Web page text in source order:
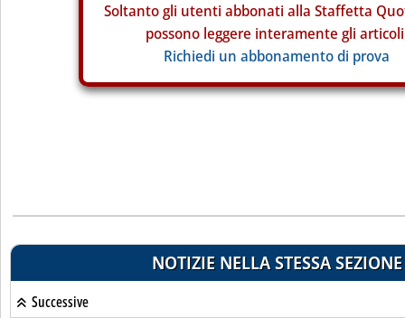
Soltanto gli utenti abbonati alla Staffetta
possono leggere interamente gli
Richiedi un abbonamento di prova
NOTIZIE NELLA STESSA SEZIONE
Successive